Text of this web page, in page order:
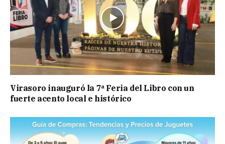
Virasoro inauguró la 7ª Feria del Libro con un
fuerte acento local e histórico